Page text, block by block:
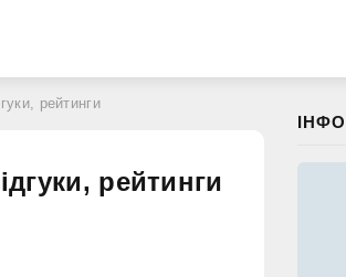
рейтинги
рейтинги